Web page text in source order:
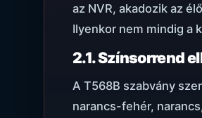
az NVR, akadozik az
Ilyenkor nem mindig a
2.1. Színsorrend
A T568B szabvány
narancs-fehér,